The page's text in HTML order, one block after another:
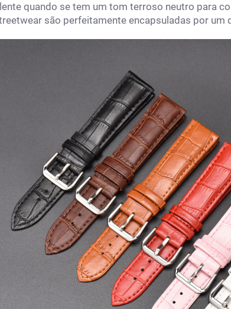
quando se tem um tom terroso neutro para
são perfeitamente encapsuladas por um